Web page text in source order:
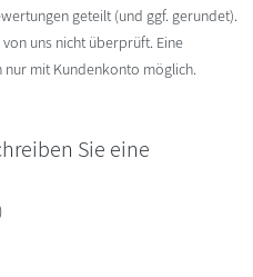
geteilt (und ggf. gerundet).
uns nicht überprüft. Eine
mit Kundenkonto möglich.
Sie eine